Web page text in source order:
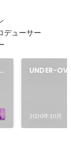
デューサー
UNDER-
2020年10月